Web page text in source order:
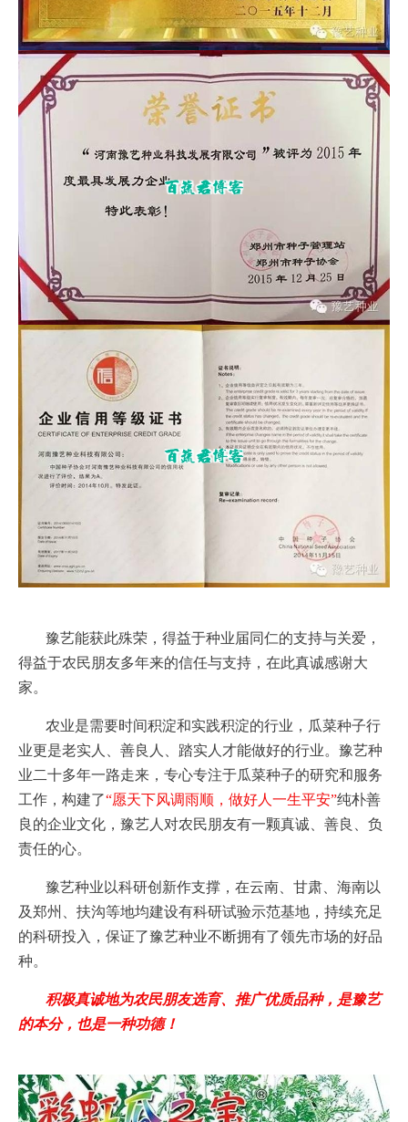
豫艺能获此殊荣，得益于种业届同仁的支持与关爱，
得益于农民朋友多年来的信任与支持，在此真诚感谢大
家。
农业是需要时间积淀和实践积淀的行业，瓜菜种子行
业更是老实人、善良人、踏实人才能做好的行业。豫艺种
业二十多年一路走来，专心专注于瓜菜种子的研究和服务
工作，构建了“愿天下风调雨顺，做好人一生平安”纯朴善
良的企业文化，豫艺人对农民朋友有一颗真诚、善良、负
责任的心。
豫艺种业以科研创新作支撑，在云南、甘肃、海南以
及郑州、扶沟等地均建设有科研试验示范基地，持续充足
的科研投入，保证了豫艺种业不断拥有了领先市场的好品
种。
积极真诚地为农民朋友选育、推广优质品种，是豫艺
的本分，也是一种功德！